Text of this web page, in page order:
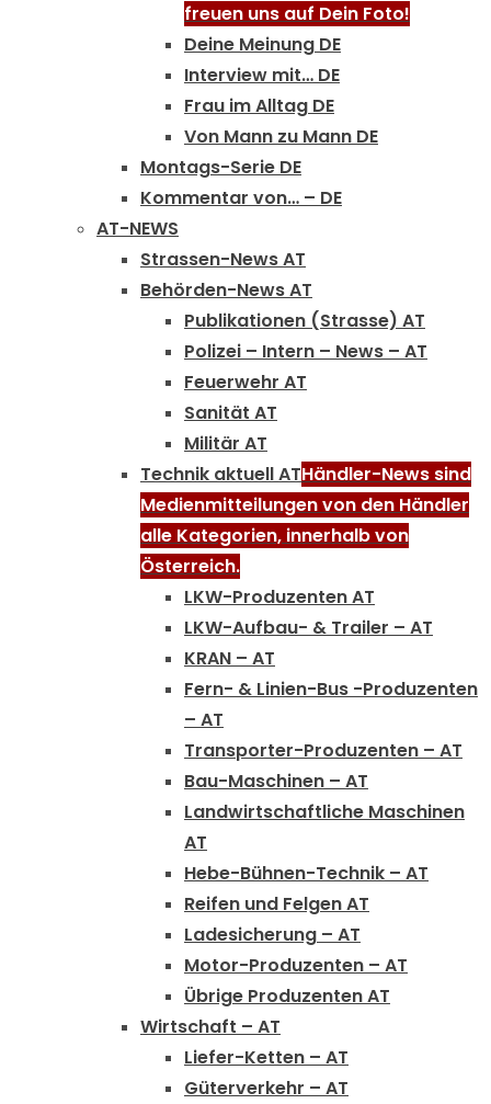
freuen uns auf Dein Foto!
Deine Meinung DE
Interview mit… DE
Frau im Alltag DE
Von Mann zu Mann DE
Montags-Serie DE
Kommentar von… – DE
AT-NEWS
Strassen-News AT
Behörden-News AT
Publikationen (Strasse) AT
Polizei – Intern – News – AT
Feuerwehr AT
Sanität AT
Militär AT
Technik aktuell ATHändler-News sind
Medienmitteilungen von den Händler
alle Kategorien, innerhalb von
Österreich.
LKW-Produzenten AT
LKW-Aufbau- & Trailer – AT
KRAN – AT
Fern- & Linien-Bus -Produzenten
– AT
Transporter-Produzenten – AT
Bau-Maschinen – AT
Landwirtschaftliche Maschinen
AT
Hebe-Bühnen-Technik – AT
Reifen und Felgen AT
Ladesicherung – AT
Motor-Produzenten – AT
Übrige Produzenten AT
Wirtschaft – AT
Liefer-Ketten – AT
Güterverkehr – AT